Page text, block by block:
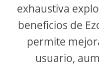
exhaustiva
beneficios de
permite
usuario,